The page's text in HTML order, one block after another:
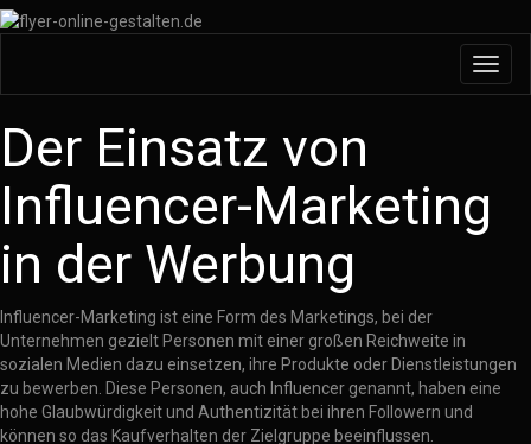
Der Einsatz von
Influencer-Marketing
in der Werbung
Influencer-Marketing ist eine Form des Marketings, bei der
Unternehmen gezielt Personen mit einer großen Reichweite in
sozialen Medien dazu einsetzen, ihre Produkte oder Dienstleistungen
zu bewerben. Diese Personen, auch Influencer genannt, haben eine
hohe Glaubwürdigkeit und Authentizität bei ihren Followern und
können so das Kaufverhalten der Zielgruppe beeinflussen.